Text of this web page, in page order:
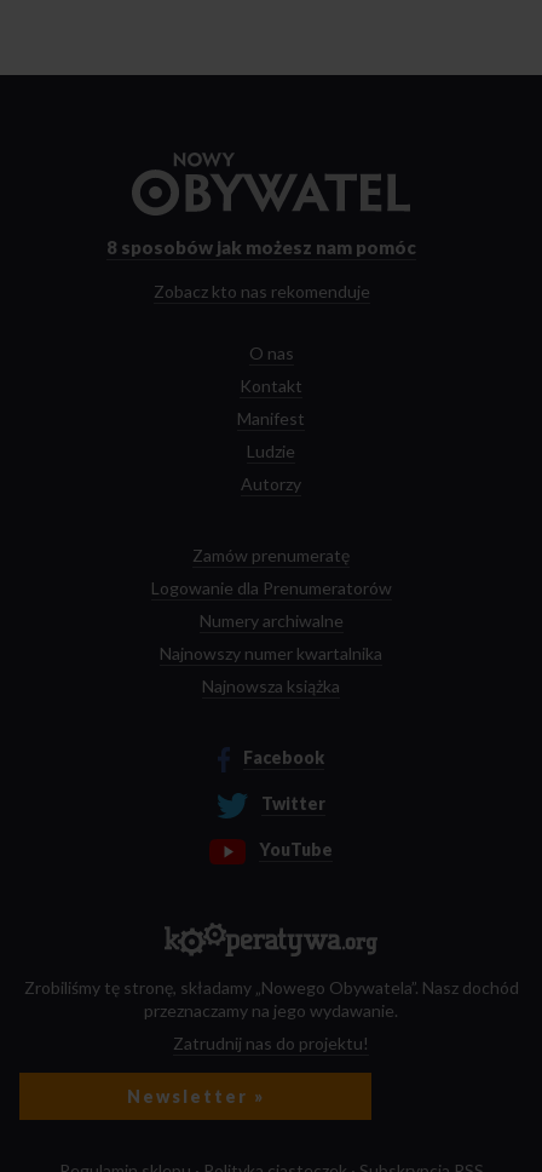
strony
8 sposobów jak możesz nam pomóc
Zobacz kto nas rekomenduje
O nas
Kontakt
Manifest
Ludzie
Autorzy
Zamów prenumeratę
Logowanie dla Prenumeratorów
Numery archiwalne
Najnowszy numer kwartalnika
Najnowsza książka
Facebook
Twitter
YouTube
Zrobiliśmy tę stronę, składamy „Nowego Obywatela”. Nasz dochód
przeznaczamy na jego wydawanie.
Zatrudnij nas do projektu!
Newsletter »